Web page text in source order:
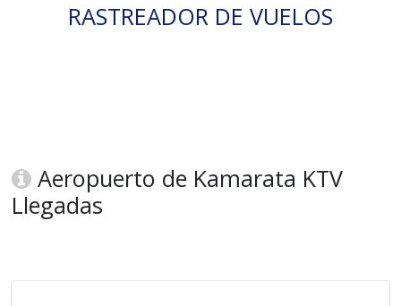
RASTREADOR DE VUELOS
Aeropuerto de Kamarata KTV
Llegadas